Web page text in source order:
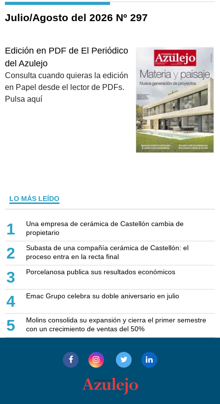
Julio/Agosto del 2026 Nº 297
Edición en PDF de El Periódico
del Azulejo
Consulta cuando quieras la edición
en Papel desde el lector de PDFs.
Pulsa aquí
LO MÁS LEÍDO
1
Una empresa de cerámica de Castellón cambia de
propietario
2
Subasta de una compañía cerámica de Castellón: el
proceso entra en la recta final
3 Porcelanosa publica sus resultados económicos
4 Emac Grupo celebra su doble aniversario en julio
5
Molins consolida su expansión y cierra el primer semestre
con un crecimiento de ventas del 50%